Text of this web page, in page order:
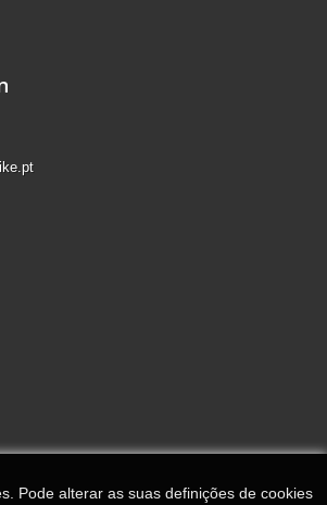
Pode alterar as suas definições de cookies